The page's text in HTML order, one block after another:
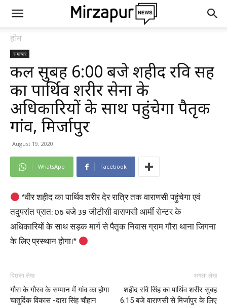
होम
समाचार
कल सुबह 6:00 बजे शहीद रवि सिंह
का पार्थिव शरीर सेना के
अधिकारियों के साथ पहुंचेगा पैतृक
गांव, मिर्जापुर
August 19, 2020
WhatsApp Facebook
*वीर शहीद का पार्थिव शरीर देर रात्रि तक वाराणसी पहुंचेगा एवं
तदुपरांत प्रात: 06 बजे 39 जीटीसी वाराणसी आर्मी सेन्टर के
अधिकारियों के साथ सड़क मार्ग से पैतृक निवास ग्राम गौरा थाना जिगना
के लिए प्रस्थान होगा।*
पिछला लेख
गौरा के गौरव के सम्मान में गांव का होगा
चातुर्दिक विकास -दारा सिंह चौहान
अगला लेख
शहीद रवि सिंह का पार्थिव शरीर सुबह
6:15 बजे वाराणसी से मिर्जापुर के लिए